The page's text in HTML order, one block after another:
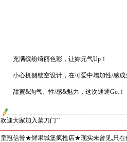
充满缤纷绮丽色彩，让妳元气Up！
小心机侧镂空设计，在可爱中增加性/感成
甜蜜&淘气、性/感&魅力，这次通通Get！
欢迎大家加入菜刀门``
皇冠信誉★鲜果城堡疯抢店★现实未曾见,只在